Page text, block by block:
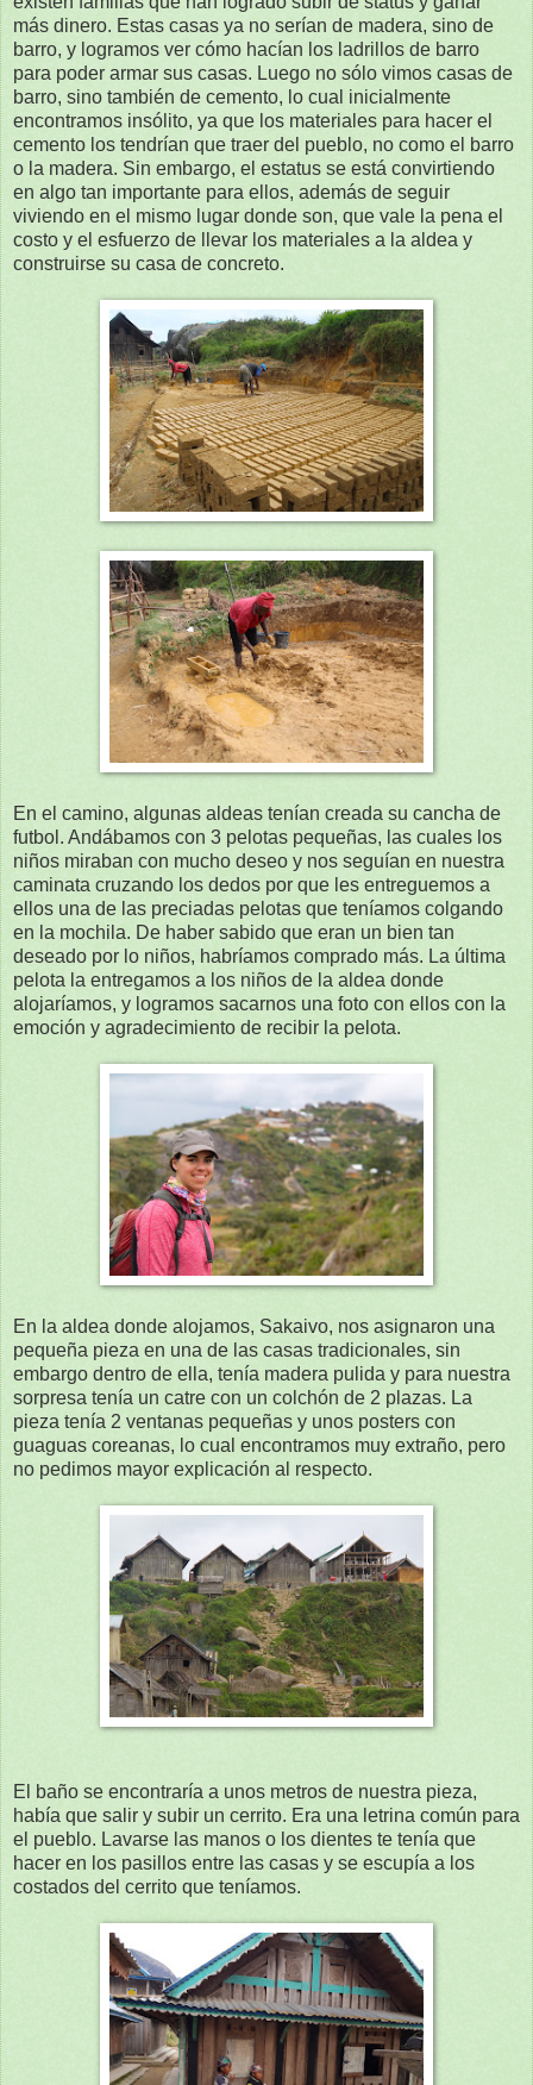
más dinero. Estas casas ya no serían de madera, sino de
barro, y logramos ver cómo hacían los ladrillos de barro
para poder armar sus casas. Luego no sólo vimos casas de
barro, sino también de cemento, lo cual inicialmente
encontramos insólito, ya que los materiales para hacer el
cemento los tendrían que traer del pueblo, no como el barro
o la madera. Sin embargo, el estatus se está convirtiendo
en algo tan importante para ellos, además de seguir
viviendo en el mismo lugar donde son, que vale la pena el
costo y el esfuerzo de llevar los materiales a la aldea y
construirse su casa de concreto.
En el camino, algunas aldeas tenían creada su cancha de
futbol. Andábamos con 3 pelotas pequeñas, las cuales los
niños miraban con mucho deseo y nos seguían en nuestra
caminata cruzando los dedos por que les entreguemos a
ellos una de las preciadas pelotas que teníamos colgando
en la mochila. De haber sabido que eran un bien tan
deseado por lo niños, habríamos comprado más. La última
pelota la entregamos a los niños de la aldea donde
alojaríamos, y logramos sacarnos una foto con ellos con la
emoción y agradecimiento de recibir la pelota.
En la aldea donde alojamos, Sakaivo, nos asignaron una
pequeña pieza en una de las casas tradicionales, sin
embargo dentro de ella, tenía madera pulida y para nuestra
sorpresa tenía un catre con un colchón de 2 plazas. La
pieza tenía 2 ventanas pequeñas y unos posters con
guaguas coreanas, lo cual encontramos muy extraño, pero
no pedimos mayor explicación al respecto.
El baño se encontraría a unos metros de nuestra pieza,
había que salir y subir un cerrito. Era una letrina común para
el pueblo. Lavarse las manos o los dientes te tenía que
hacer en los pasillos entre las casas y se escupía a los
costados del cerrito que teníamos.